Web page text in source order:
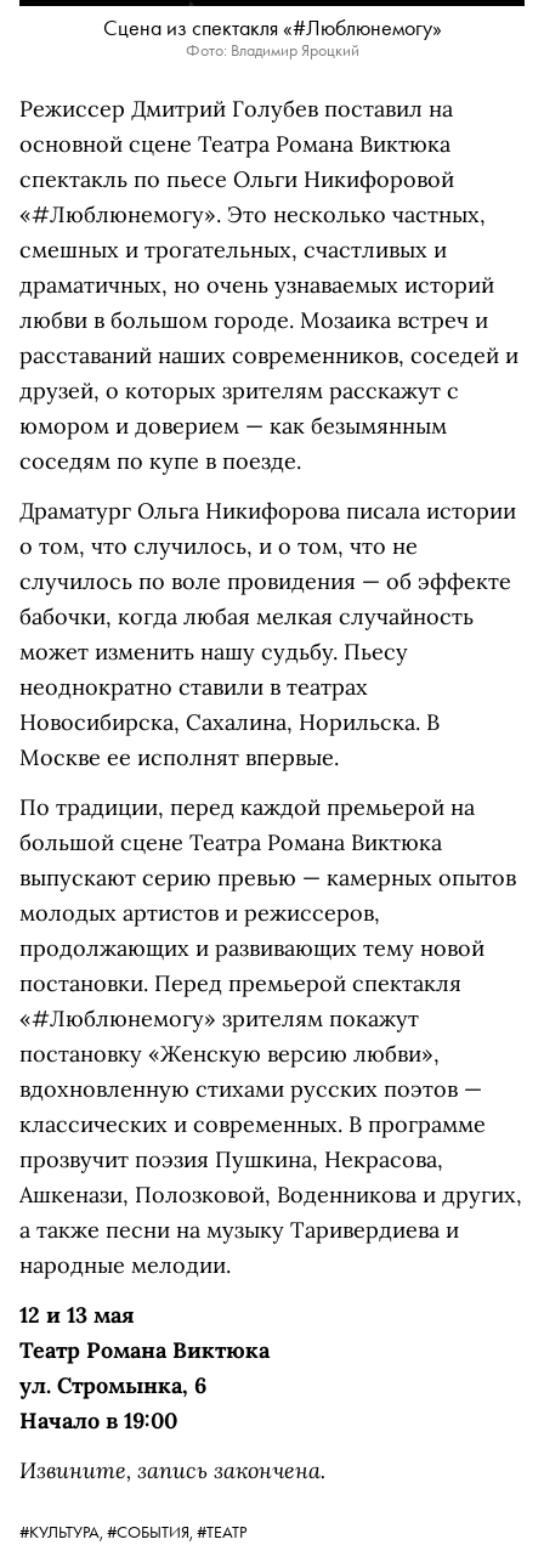
Сцена из спектакля «#Люблюнемогу»
Фото: Владимир Яроцкий
Режиссер Дмитрий Голубев поставил на
основной сцене Театра Романа Виктюка
спектакль по пьесе Ольги Никифоровой
«#Люблюнемогу». Это несколько частных,
смешных и трогательных, счастливых и
драматичных, но очень узнаваемых историй
любви в большом городе. Мозаика встреч и
расставаний наших современников, соседей и
друзей, о которых зрителям расскажут с
юмором и доверием — как безымянным
соседям по купе в поезде.
Драматург Ольга Никифорова писала истории
о том, что случилось, и о том, что не
случилось по воле провидения — об эффекте
бабочки, когда любая мелкая случайность
может изменить нашу судьбу. Пьесу
неоднократно ставили в театрах
Новосибирска, Сахалина, Норильска. В
Москве ее исполнят впервые.
По традиции, перед каждой премьерой на
большой сцене Театра Романа Виктюка
выпускают серию превью — камерных опытов
молодых артистов и режиссеров,
продолжающих и развивающих тему новой
постановки. Перед премьерой спектакля
«#Люблюнемогу» зрителям покажут
постановку «Женскую версию любви»,
вдохновленную стихами русских поэтов —
классических и современных. В программе
прозвучит поэзия Пушкина, Некрасова,
Ашкенази, Полозковой, Воденникова и других,
а также песни на музыку Таривердиева и
народные мелодии.
12 и 13 мая
Театр Романа Виктюка
ул. Стромынка, 6
Начало в 19:00
Извините, запись закончена.
#КУЛЬТУРА, #СОБЫТИЯ, #ТЕАТР